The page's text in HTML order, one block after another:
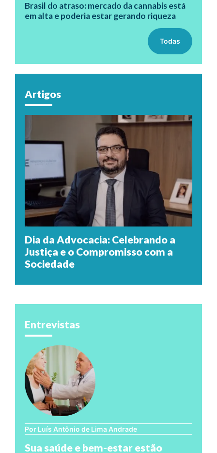
Brasil do atraso: mercado da cannabis está
em alta e poderia estar gerando riqueza
Todas
Artigos
Dia da Advocacia: Celebrando a
Justiça e o Compromisso com a
Sociedade
Entrevistas
Por Luís Antônio de Lima Andrade
Sua saúde e bem-estar estão